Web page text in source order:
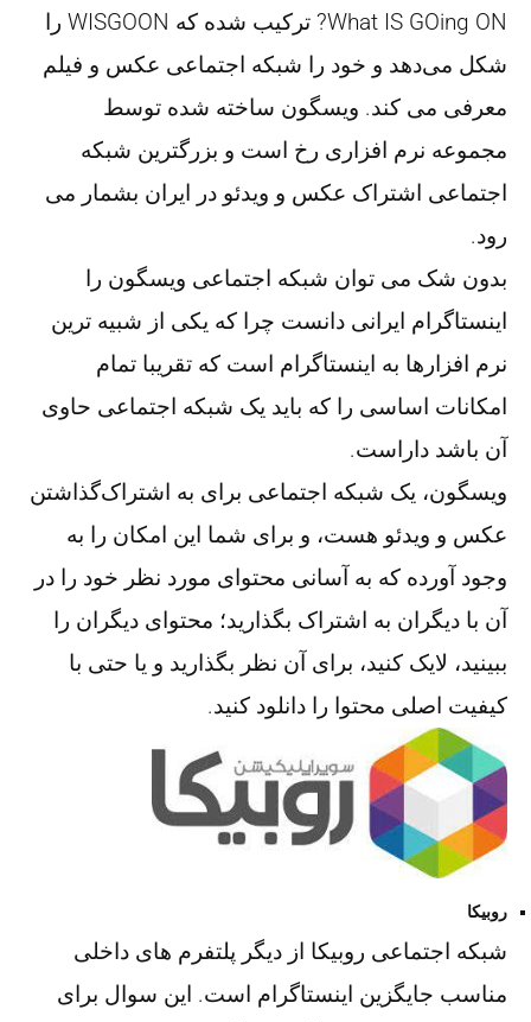
What IS GOing ON? ترکیب شده که WISGOON را
شکل می‌دهد و خود را شبکه اجتماعی عکس و فیلم
معرفی می کند. ویسگون ساخته شده توسط
مجموعه نرم افزاری رخ است و بزرگترین شبکه
اجتماعی اشتراک عکس و ویدئو در ایران بشمار می
رود.
بدون شک می توان شبکه اجتماعی ویسگون را
اینستاگرام ایرانی دانست چرا که یکی از شبیه ترین
نرم افزارها به اینستاگرام است که تقریبا تمام
امکانات اساسی را که باید یک شبکه اجتماعی حاوی
آن باشد داراست.
ویسگون، یک شبکه اجتماعی برای به اشتراک‌گذاشتن
عکس و ویدئو هست، و برای شما این امکان را به
وجود آورده که به آسانی محتوای مورد نظر خود را در
آن با دیگران به اشتراک بگذارید؛ محتوای دیگران را
ببینید، لایک کنید، برای آن نظر بگذارید و یا حتی با
کیفیت اصلی محتوا را دانلود کنید.
روبیکا
شبکه اجتماعی روبیکا از دیگر پلتفرم های داخلی
مناسب جایگزین اینستاگرام است. این سوال برای